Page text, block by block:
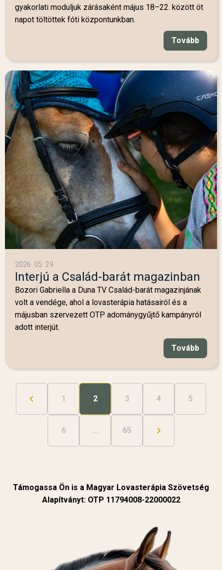
gyakorlati moduljuk zárásaként május 18–22. között öt
napot töltöttek fóti központunkban.
Tovább
2026. 05. 29.
Interjú a Család-barát magazinban
Bozori Gabriella a Duna TV Család-barát magazinjának
volt a vendége, ahol a lovasterápia hatásairól és a
májusban szervezett OTP adománygyűjtő kampányról
adott interjút.
Tovább
1 2 3 4 5
6 ... 65
Támogassa Ön is a Magyar Lovasterápia Szövetség
Alapítványt: OTP 11794008-22000022